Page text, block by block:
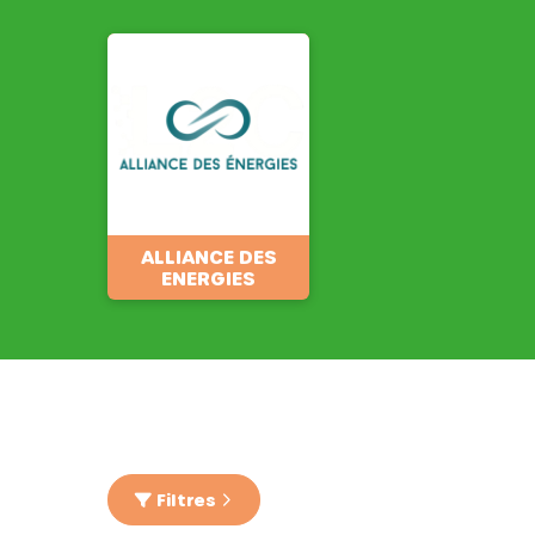
ALLIANCE DES
ENERGIES
Filtres